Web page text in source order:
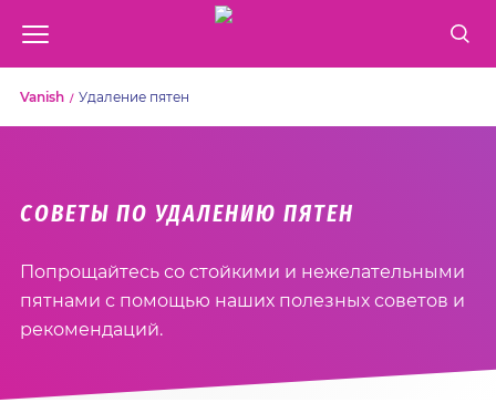
Vanish Удаление пятен
СОВЕТЫ ПО УДАЛЕНИЮ ПЯТЕН
Попрощайтесь со стойкими и нежелательными
пятнами с помощью наших полезных советов и
рекомендаций.